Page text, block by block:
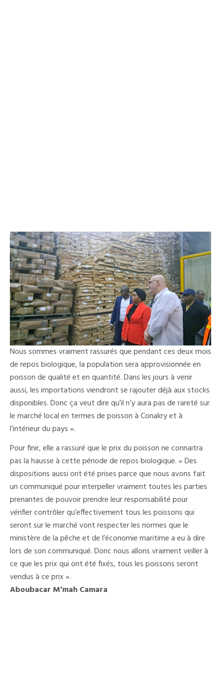
Nous sommes vraiment rassurés que pendant ces deux mois
de repos biologique, la population sera approvisionnée en
poisson de qualité et en quantité. Dans les jours à venir
aussi, les importations viendront se rajouter déjà aux stocks
disponibles. Donc ça veut dire qu’il n’y aura pas de rareté sur
le marché local en termes de poisson à Conakry et à
l’intérieur du pays ».
Pour finir, elle a rassuré que le prix du poisson ne connaitra
pas la hausse à cette période de repos biologique. « Des
dispositions aussi ont été prises parce que nous avons fait
un communiqué pour interpeller vraiment toutes les parties
prenantes de pouvoir prendre leur responsabilité pour
vérifier contrôler qu’effectivement tous les poissons qui
seront sur le marché vont respecter les normes que le
ministère de la pêche et de l’économie maritime a eu à dire
lors de son communiqué. Donc nous allons vraiment veiller à
ce que les prix qui ont été fixés, tous les poissons seront
vendus à ce prix ».
Aboubacar M’mah Camara